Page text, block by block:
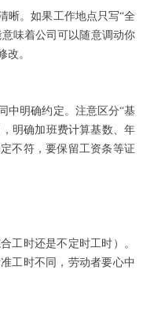
晰。如果工作地点只写“全
味着公司可以随意调动你
改。
中明确约定。注意区分“基
明确加班费计算基数、年
不符，要保留工资条等证
工时还是不定时工时）。
工时不同，劳动者要心中